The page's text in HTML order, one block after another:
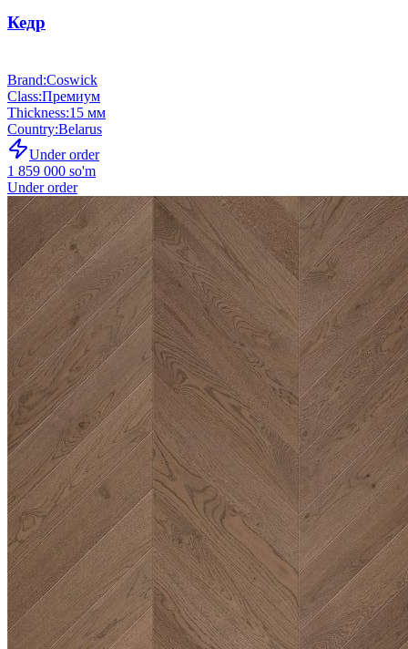
Кедр
Brand:Coswick
Class:Премиум
Thickness:15 мм
Country:Belarus
Under order
1 859 000 so'm
Under order